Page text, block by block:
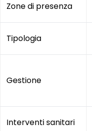
Zone di presenza
Tipologia
Gestione
Interventi sanitari